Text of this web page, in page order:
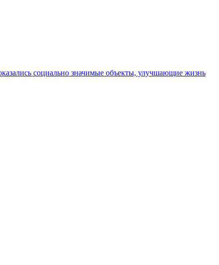
социально значимые объекты, улучшающие жизнь